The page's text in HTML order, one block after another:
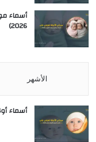
أسماء
2026)
الأشهر
أسماء أولاد 2026 قوية وفخمة